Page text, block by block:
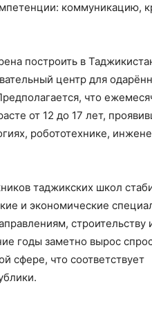
коммуникацию,
построить в
центр для
что
от 12 до 17 лет,
робототехнике,
таджикских школ
и экономические
строительству
годы заметно вырос
сфере, что соответствует